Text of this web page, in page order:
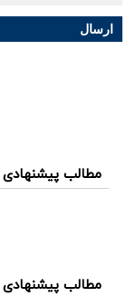
ارسال
مطالب پیشنهادی
مطالب پیشنهادی